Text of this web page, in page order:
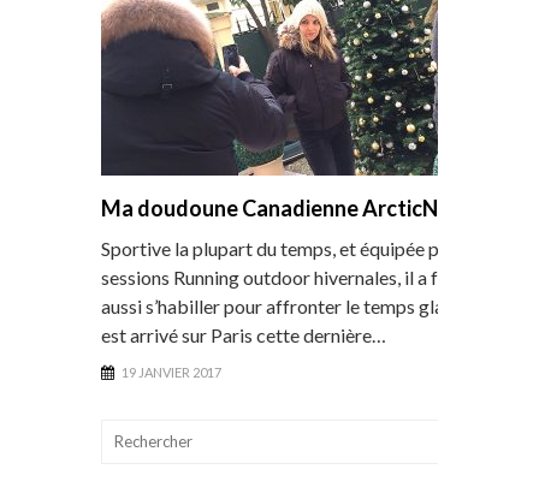
Ma doudoune Canadienne ArcticNorth
Sportive la plupart du temps, et équipée pour les
sessions Running outdoor hivernales, il a fallut
aussi s’habiller pour affronter le temps glacial qui
est arrivé sur Paris cette dernière…
19 JANVIER 2017